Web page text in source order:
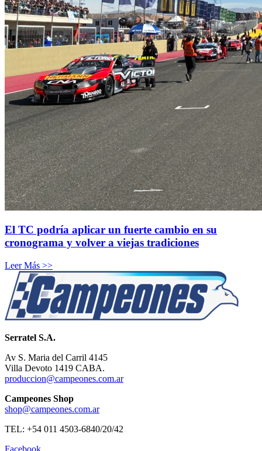
El TC podría aplicar un fuerte cambio en su
cronograma y volver a viejas tradiciones
Leer Más >>
Serratel S.A.
Av S. Maria del Carril 4145
Villa Devoto 1419 CABA.
produccion@campeones.com.ar
Campeones Shop
shop@campeones.com.ar
TEL: +54 011 4503-6840/20/42